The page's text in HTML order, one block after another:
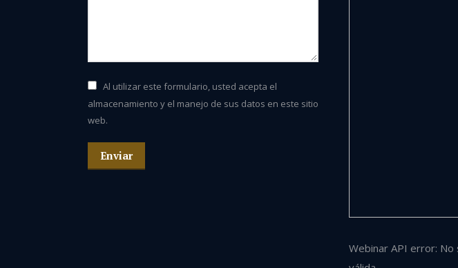
Al utilizar este formulario, usted acepta el
almacenamiento y el manejo de sus datos en este sitio
web.
Enviar
Webinar API error: No